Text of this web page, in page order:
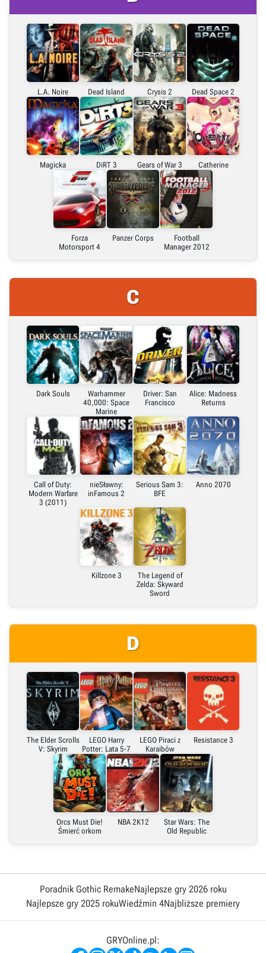
L.A. Noire Dead Island Crysis 2 Dead Space 2
Magicka DiRT 3 Gears of War 3 Catherine
Forza
Motorsport 4
Panzer Corps
Football
Manager 2012
C
Dark Souls
Warhammer
40,000: Space
Marine
Driver: San
Francisco
Alice: Madness
Returns
Call of Duty:
Modern Warfare
3 (2011)
nieSławny:
inFamous 2
Serious Sam 3:
BFE
Anno 2070
Killzone 3
The Legend of
Zelda: Skyward
Sword
D
The Elder Scrolls
V: Skyrim
LEGO Harry
Potter: Lata 5-7
LEGO Piraci z
Karaibów
Resistance 3
Orcs Must Die!
Śmierć orkom
NBA 2K12
Star Wars: The
Old Republic
Poradnik Gothic RemakeNajlepsze gry 2026 roku
Najlepsze gry 2025 rokuWiedźmin 4Najbliższe premiery
GRYOnline.pl: